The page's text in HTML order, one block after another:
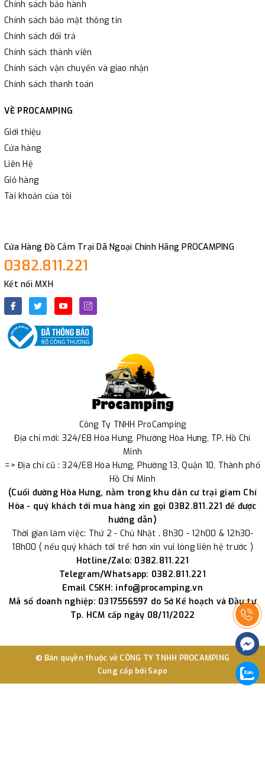
Chính sách bảo hành
Chính sách bảo mật thông tin
Chính sách đổi trả
Chính sách thành viên
Chính sách vận chuyển và giao nhận
Chính sách thanh toán
VỀ PROCAMPING
Giới thiệu
Cửa hàng
Liên Hệ
Giỏ hàng
Tài khoản của tôi
Cửa Hàng Đồ Cắm Trại Dã Ngoại Chính Hãng PROCAMPING
0382.811.221
Kết nối MXH
Công Ty TNHH ProCamping
Địa chỉ mới: 324/E8 Hòa Hưng, Phường Hòa Hưng, TP. Hồ Chí
Minh
=> Địa chỉ cũ : 324/E8 Hòa Hưng, Phường 13, Quận 10, Thành phố
Hồ Chí Minh
(Cuối đường Hòa Hưng, nằm trong khu dân cư trại giam Chí
Hòa - quý khách tới mua hàng xin gọi 0382.811.221 để được
hướng dẫn)
Thời gian làm việc: Thứ 2 - Chủ Nhật . 8h30 - 12h00 & 12h30-
18h00 ( nếu quý khách tới trể hơn xin vui lòng liên hệ trước )
Hotline/Zalo: 0382.811.221
Telegram/Whatsapp: 0382.811.221
Email CSKH: info@procamping.vn
Mã số doanh nghiệp: 0317556597 do Sở Kế hoạch và Đầu tư
Tp. HCM cấp ngày 08/11/2022
© Bản quyền thuộc về CÔNG TY TNHH PROCAMPING
Cung cấp bởi Sapo